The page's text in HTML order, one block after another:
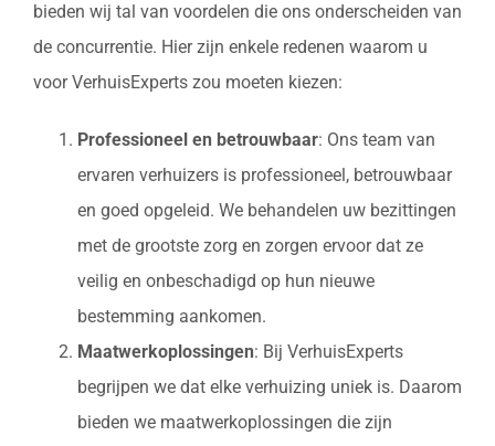
bieden wij tal van voordelen die ons onderscheiden van
de concurrentie. Hier zijn enkele redenen waarom u
voor VerhuisExperts zou moeten kiezen:
Professioneel en betrouwbaar: Ons team van
ervaren verhuizers is professioneel, betrouwbaar
en goed opgeleid. We behandelen uw bezittingen
met de grootste zorg en zorgen ervoor dat ze
veilig en onbeschadigd op hun nieuwe
bestemming aankomen.
Maatwerkoplossingen: Bij VerhuisExperts
begrijpen we dat elke verhuizing uniek is. Daarom
bieden we maatwerkoplossingen die zijn